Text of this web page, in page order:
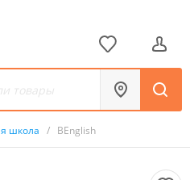
школа / BEnglish